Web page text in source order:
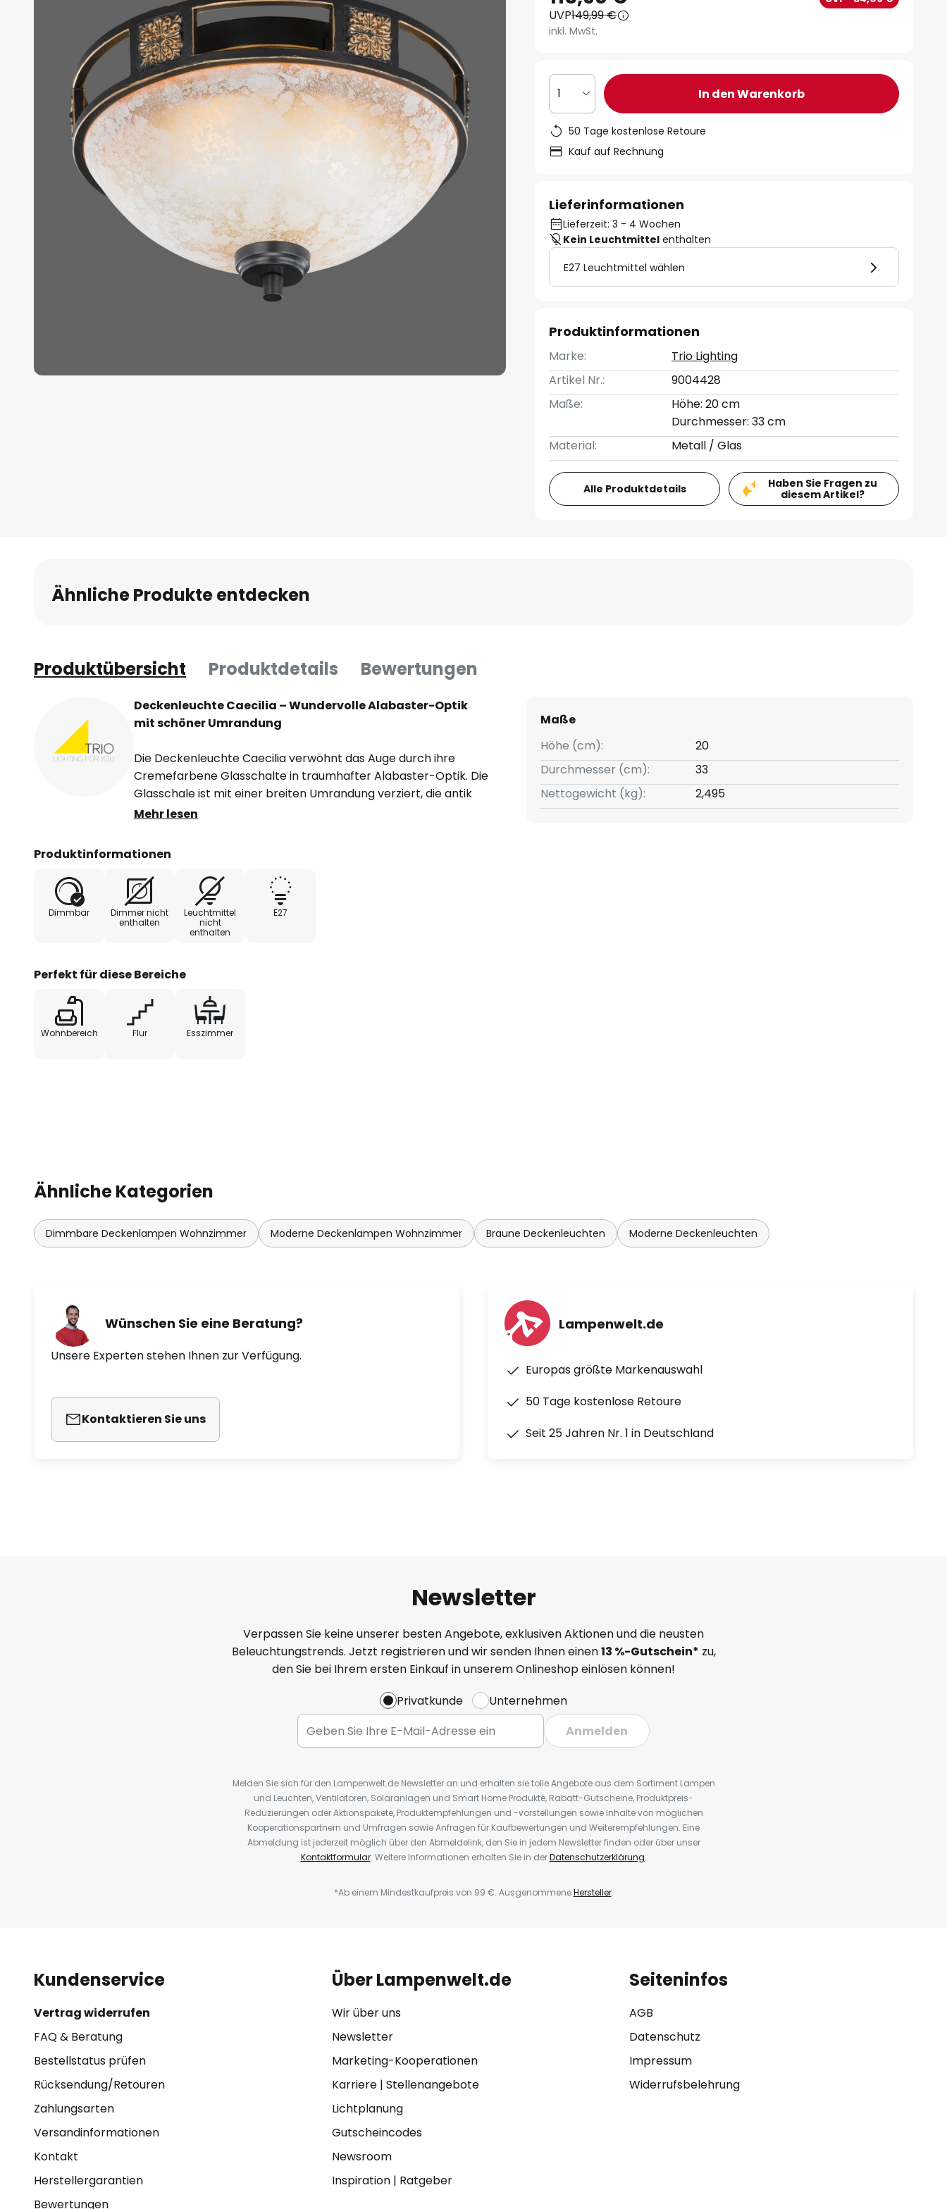
UVP149,99 €
inkl. MwSt.
1 In den Warenkorb
50 Tage kostenlose Retoure
Kauf auf Rechnung
Lieferinformationen
Lieferzeit: 3 - 4 Wochen
Kein Leuchtmittel enthalten
E27 Leuchtmittel wählen
Produktinformationen
Marke:
Trio Lighting
Artikel Nr.:
9004428
Maße:
Höhe: 20 cm
Durchmesser: 33 cm
Material:
Metall / Glas
Alle Produktdetails
Haben Sie Fragen zu
diesem Artikel?
Ähnliche Produkte entdecken
Produktübersicht Produktdetails Bewertungen
Deckenleuchte Caecilia – Wundervolle Alabaster-Optik
mit schöner Umrandung
Die Deckenleuchte Caecilia verwöhnt das Auge durch ihre
Cremefarbene Glasschalte in traumhafter Alabaster-Optik. Die
Glasschale ist mit einer breiten Umrandung verziert, die antik
anmutet. Das rostbraune Metallgestell schenkt der
Nuancen gehalten, wodurch es eine goldene Tönung aufweist.
oder wenn eine antike Note gewünscht ist. Ein wundervoller
Blickfang ist sie außerdem in Eingangsbereichen, die eine
einladende Wirkung erfüllen sollen.
Mehr lesen
Produktinformationen
Dimmbar
Dimmer nicht
enthalten
Leuchtmittel
nicht
enthalten
E27
Perfekt für diese Bereiche
Wohnbereich Flur Esszimmer
Maße
Höhe (cm):
20
Durchmesser (cm):
33
Nettogewicht (kg):
2,495
Ähnliche Kategorien
Dimmbare Deckenlampen Wohnzimmer Moderne Deckenlampen Wohnzimmer Braune Deckenleuchten Moderne Deckenleuchten
Wünschen Sie eine Beratung?
Unsere Experten stehen Ihnen zur Verfügung.
Kontaktieren Sie uns
Lampenwelt.de
Europas größte Markenauswahl
50 Tage kostenlose Retoure
Seit 25 Jahren Nr. 1 in Deutschland
Newsletter
Verpassen Sie keine unserer besten Angebote, exklusiven Aktionen und die neusten
Beleuchtungstrends. Jetzt registrieren und wir senden Ihnen einen13 %-Gutschein* zu,
den Sie bei Ihrem ersten Einkauf in unserem Onlineshop einlösen können!
Privatkunde
Unternehmen
Anmelden
Melden Sie sich für den Lampenwelt.de Newsletter an und erhalten sie tolle Angebote aus dem Sortiment Lampen
und Leuchten, Ventilatoren, Solaranlagen und Smart Home Produkte, Rabatt-Gutscheine, Produktpreis-
Reduzierungen oder Aktionspakete, Produktempfehlungen und -vorstellungen sowie Inhalte von möglichen
Kooperationspartnern und Umfragen sowie Anfragen für Kaufbewertungen und Weiterempfehlungen. Eine
Abmeldung ist jederzeit möglich über den Abmeldelink, den Sie in jedem Newsletter finden oder über unser
Kontaktformular. Weitere Informationen erhalten Sie in derDatenschutzerklärung.
*Ab einem Mindestkaufpreis von 99 €. AusgenommeneHersteller.
Kundenservice
Vertrag widerrufen
FAQ & Beratung
Bestellstatus prüfen
Rücksendung/Retouren
Zahlungsarten
Versandinformationen
Kontakt
Herstellergarantien
Bewertungen
Über Lampenwelt.de
Wir über uns
Newsletter
Marketing-Kooperationen
Karriere| Stellenangebote
Lichtplanung
Gutscheincodes
Newsroom
Inspiration| Ratgeber
Seiteninfos
AGB
Datenschutz
Impressum
Widerrufsbelehrung